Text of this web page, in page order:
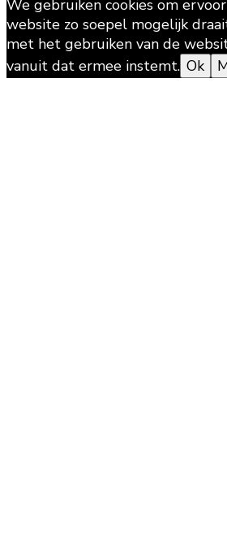
We gebruiken cookies om
website zo soepel mogelijk
met het gebruiken van de
vanuit dat ermee instemt. Ok